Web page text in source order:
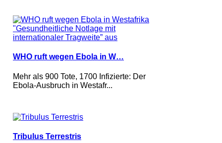
WHO ruft wegen Ebola in W…
Mehr als 900 Tote, 1700 Infizierte: Der
Ebola-Ausbruch in Westafr...
Tribulus Terrestris